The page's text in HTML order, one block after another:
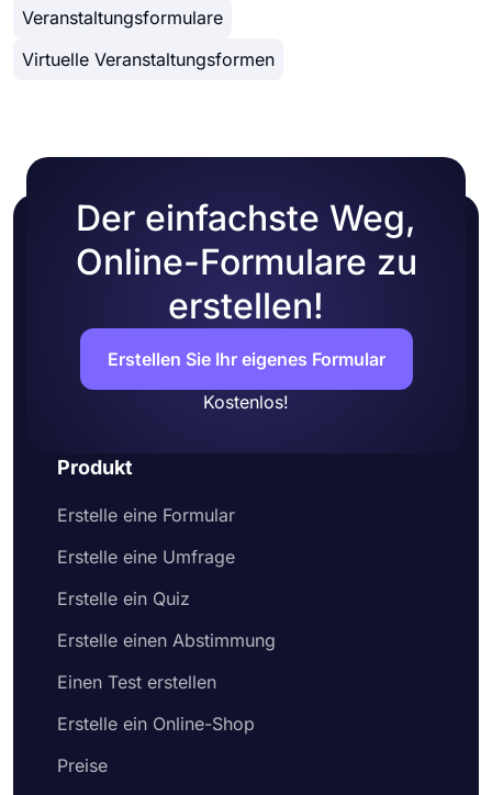
Farben auswählen oder eines von vielen
vorgefertigten Designs auswählen.
Veranstaltungsformulare
Virtuelle Veranstaltungsformen
Der einfachste Weg,
Online-Formulare zu
erstellen!
Erstellen Sie Ihr eigenes Formular
Kostenlos!
Produkt
Erstelle eine Formular
Erstelle eine Umfrage
Erstelle ein Quiz
Erstelle einen Abstimmung
Einen Test erstellen
Erstelle ein Online-Shop
Preise